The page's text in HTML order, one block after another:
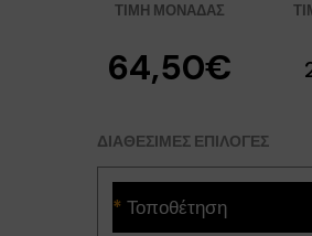
ΤΙΜΉ ΜΟΝΆΔΑΣ
64,50€
ΔΙΑΘΈΣΙΜΕΣ ΕΠΙΛΟΓΈΣ
Τοποθέτηση